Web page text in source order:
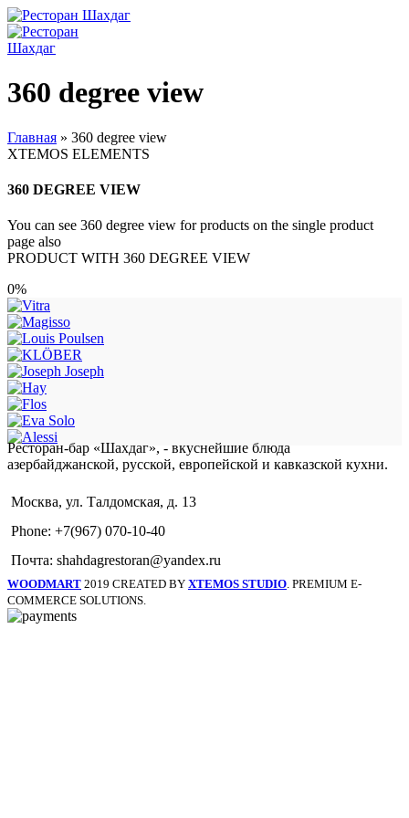
360 degree view
Главная » 360 degree view
XTEMOS ELEMENTS
360 DEGREE VIEW
You can see 360 degree view for products on the single product
page also
PRODUCT WITH 360 DEGREE VIEW
0%
Ресторан-бар «Шахдаг», - вкуснейшие блюда
азербайджанской, русской, европейской и кавказской кухни.
Москва, ул. Талдомская, д. 13
Phone: +7(967) 070-10-40
Почта: shahdagrestoran@yandex.ru
WOODMART 2019 CREATED BY XTEMOS STUDIO. PREMIUM E-
COMMERCE SOLUTIONS.